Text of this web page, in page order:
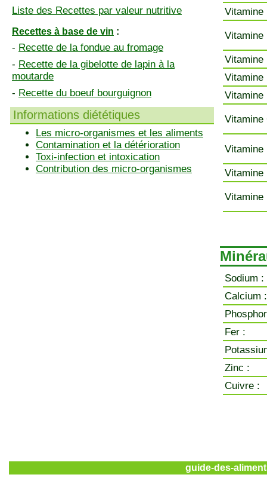
Liste des Recettes par valeur nutritive
Recettes à base de vin :
- Recette de la fondue au fromage
- Recette de la gibelotte de lapin à la
moutarde
- Recette du boeuf bourguignon
Informations diététiques
Les micro-organismes et les aliments
Contamination et la détérioration
Toxi-infection et intoxication
Contribution des micro-organismes
Vitamine
Vitamine
Vitamine
Vitamine
Vitamine
Vitamine
Vitamine
Vitamine
Vitamine
Sodium :
Calcium :
Fer :
Zinc :
Cuivre :
guide-des-